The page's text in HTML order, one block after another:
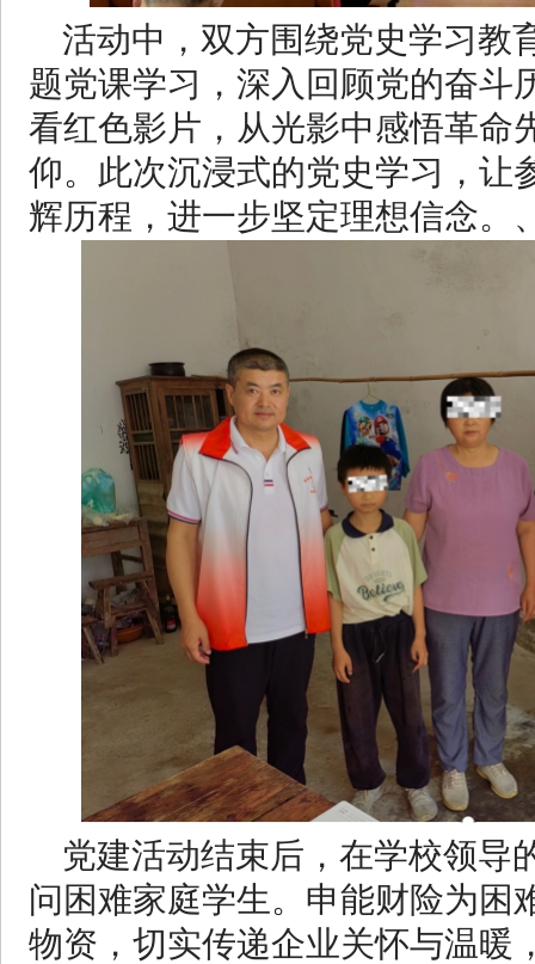
活动中，双方围绕党史学习教
题党课学习，深入回顾党的奋斗
看红色影片，从光影中感悟革命
仰。此次沉浸式的党史学习，让
辉历程，进一步坚定理想信念。
党建活动结束后，在学校领导
问困难家庭学生。申能财险为困
物资，切实传递企业关怀与温暖